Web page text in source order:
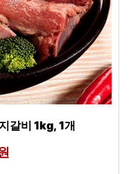
갈비 1kg, 1개